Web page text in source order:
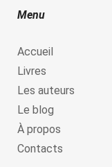
Menu
Accueil
Livres
Les auteurs
Le blog
À propos
Contacts